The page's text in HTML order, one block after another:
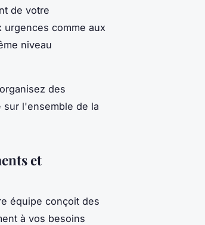
de votre
urgences comme aux
niveau
des
l'ensemble de la
et
équipe conçoit des
à vos besoins